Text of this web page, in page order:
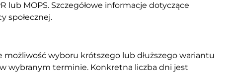
lub MOPS. Szczegółowe informacje dotyczące
społecznej.
wyboru krótszego lub dłuższego wariantu
wybranym terminie. Konkretna liczba dni jest